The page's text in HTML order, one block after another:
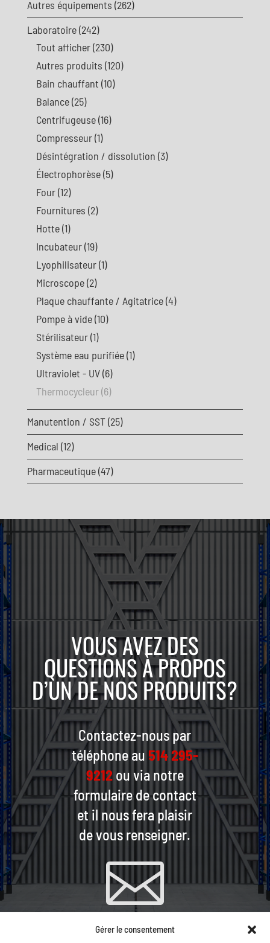
Gérer le consentement
Autres équipements (262)
Laboratoire(242)
Tout afficher(230)
Autres produits (120)
Bain chauffant (10)
Balance(25)
Centrifugeuse(16)
Compresseur(1)
Désintégration / dissolution (3)
Électrophorèse(5)
Four(12)
Fournitures (2)
Hotte(1)
Incubateur(19)
Lyophilisateur(1)
Microscope(2)
Plaque chauffante / Agitatrice(4)
Pompe à vide(10)
Stérilisateur(1)
Système eau purifiée(1)
Ultraviolet - UV(6)
Thermocycleur(6)
Manutention / SST(25)
Medical (12)
Pharmaceutique(47)
VOUS AVEZ DES
QUESTIONS À PROPOS
D’UN DE NOS PRODUITS?
Contactez-nous par
téléphone au 514 295-
9212ou via notre
formulaire de contact
et il nous fera plaisir
de vous renseigner.
